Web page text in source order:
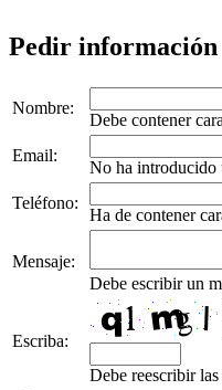
Pedir información
Nombre:
Debe contener
Email:
No ha introducido
Teléfono:
Ha de contener
Mensaje:
Debe escribir un
Escriba:
Debe reescribir